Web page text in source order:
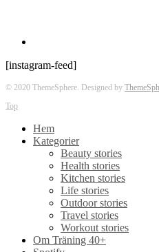
[instagram-feed]
© 2020 ThemeSphere. Designed by
Top
Hem
Kategorier
Beauty stories
Health stories
Kitchen stories
Life stories
Outdoor stories
Travel stories
Workout stories
Om Träning 40+